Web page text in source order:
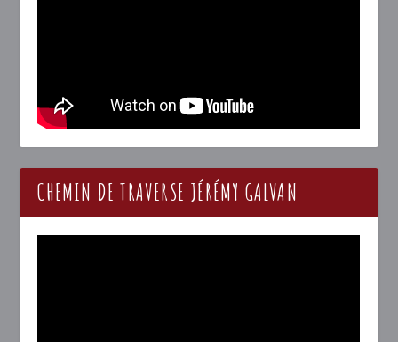
CHEMIN DE TRAVERSE JÉRÉMY GALVAN